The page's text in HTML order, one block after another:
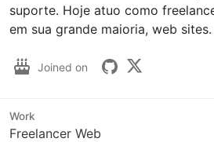
suporte. Hoje atuo como
em sua grande maioria, web sites.
Joined on
Work
Freelancer Web